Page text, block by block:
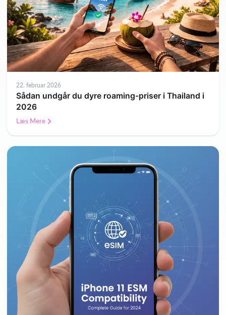
22. februar 2026
Sådan undgår du dyre roaming-priser i Thailand i
2026
Læs Mere